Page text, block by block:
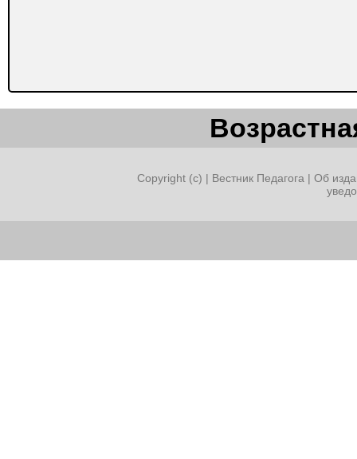
Copyright (c) | Вестник Педагога | Об